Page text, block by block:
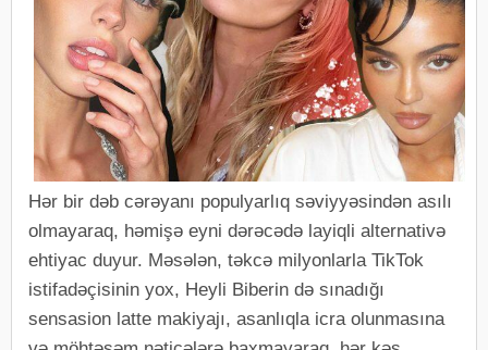
Hər bir dəb cərəyanı populyarlıq səviyyəsindən asılı
olmayaraq, həmişə eyni dərəcədə layiqli alternativə
ehtiyac duyur. Məsələn, təkcə milyonlarla TikTok
istifadəçisinin yox, Heyli Biberin də sınadığı
sensasion latte makiyajı, asanlıqla icra olunmasına